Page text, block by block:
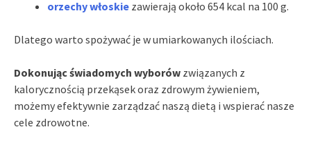
orzechy włoskie zawierają około 654 kcal na 100 g.
Dlatego warto spożywać je w umiarkowanych ilościach.
Dokonując świadomych wyborów związanych z
kalorycznością przekąsek oraz zdrowym żywieniem,
możemy efektywnie zarządzać naszą dietą i wspierać nasze
cele zdrowotne.